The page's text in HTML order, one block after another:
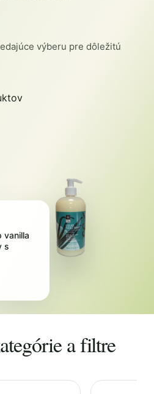
výberu pre dôležitú
vanilla
s
a filtre